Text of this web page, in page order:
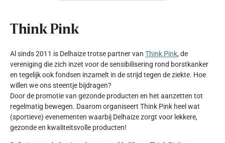
Think Pink
Al sinds 2011 is Delhaize trotse partner van Think Pink, de
vereniging die zich inzet voor de sensibilisering rond borstkanker
en tegelijk ook fondsen inzamelt in de strijd tegen de ziekte. Hoe
willen we ons steentje bijdragen?
Door de promotie van gezonde producten en het aanzetten tot
regelmatig bewegen. Daarom organiseert Think Pink heel wat
(sportieve) evenementen waarbij Delhaize zorgt voor lekkere,
gezonde en kwaliteitsvolle producten!